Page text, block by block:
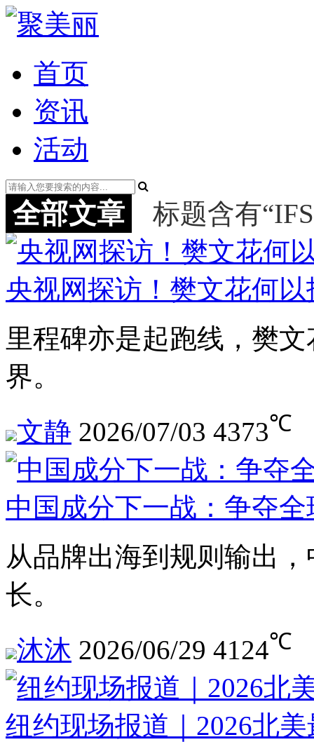
首页
资讯
活动
全部文章 标题含有
央视网探访！樊文花何
里程碑亦是起跑线，樊
界。
文静 2026/07/03 4373℃
中国成分下一战：争夺
从品牌出海到规则输出
长。
沐沐 2026/06/29 4124℃
纽约现场报道｜2026北